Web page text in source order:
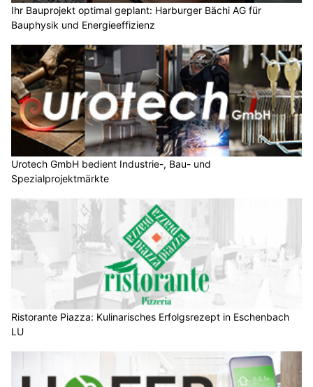
Ihr Bauprojekt optimal geplant: Harburger Bächi AG für
Bauphysik und Energieeffizienz
Urotech GmbH bedient Industrie-, Bau- und
Spezialprojektmärkte
Ristorante Piazza: Kulinarisches Erfolgsrezept in Eschenbach
LU